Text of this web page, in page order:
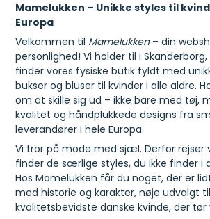
Mamelukken – Unikke styles til
Europa
Velkommen til Mamelukken– din
personlighed! Vi holder til i
finder vores fysiske butik fyldt med
bukser og bluser til kvinder i alle aldre.
om at skille sig ud – ikke bare med tøj,
kvalitet og håndplukkede designs fra
leverandører i hele Europa.
Vi tror på mode med sjæl. Derfor rejser
finder de særlige styles, du ikke finder i
Hos Mamelukken får du noget, der er
med historie og karakter, nøje udvalgt
kvalitetsbevidste danske kvinde, der